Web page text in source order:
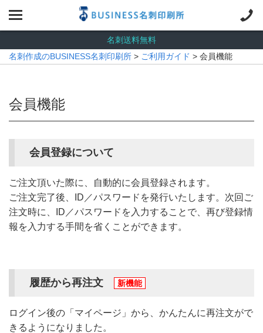
名刺送料無料
名刺作成のBUSINESS名刺印刷所 > ご利用ガイド > 会員機能
会員機能
会員登録について
ご注文頂いた際に、自動的に会員登録されます。
ご注文完了後、ID／パスワードを発行いたします。次回ご
注文時に、ID／パスワードを入力することで、再び登録情
報を入力する手間を省くことができます。
履歴から再注文 新機能
ログイン後の「マイページ」から、かんたんに再注文がで
きるようになりました。